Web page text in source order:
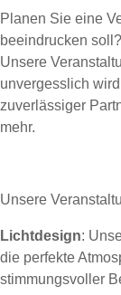
Planen Sie eine
beeindrucken
Unsere
unvergesslich
zuverlässiger
mehr.
Unsere
Lichtdesign:
die perfekte
stimmungsvoller